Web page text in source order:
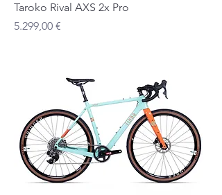
Taroko Rival AXS 2x Pro
Preis
5.299,00 €